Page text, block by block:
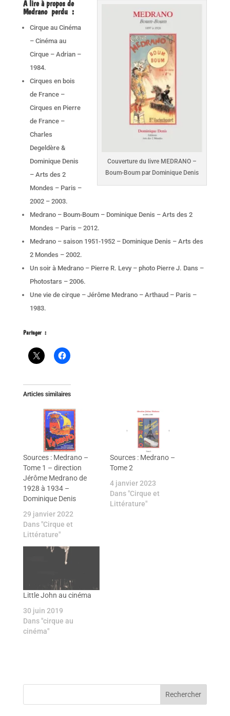
Couverture du livre MEDRANO –
Boum-Boum par Dominique Denis
À lire à propos de
Medrano perdu :
Cirque au Cinéma
– Cinéma au
Cirque – Adrian –
1984.
Cirques en bois
de France –
Cirques en Pierre
de France –
Charles
Degeldère &
Dominique Denis
– Arts des 2
Mondes – Paris –
2002 – 2003.
Medrano – Boum-Boum – Dominique Denis – Arts des 2
Mondes – Paris – 2012.
Medrano – saison 1951-1952 – Dominique Denis – Arts des
2 Mondes – 2002.
Un soir à Medrano – Pierre R. Levy – photo Pierre J. Dans –
Photostars – 2006.
Une vie de cirque – Jérôme Medrano – Arthaud – Paris –
1983.
Partager :
Articles similaires
Sources : Medrano –
Tome 1 – direction
Jérôme Medrano de
1928 à 1934 –
Dominique Denis
29 janvier 2022
Dans "Cirque et
Littérature"
Sources : Medrano –
Tome 2
4 janvier 2023
Dans "Cirque et
Littérature"
Little John au cinéma
30 juin 2019
Dans "cirque au
cinéma"